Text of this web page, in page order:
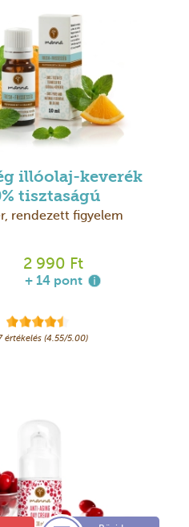
illóolaj-keverék
tisztaságú
rendezett figyelem
2 990 Ft
+ 14 pont
értékelés (4.55/5.00)